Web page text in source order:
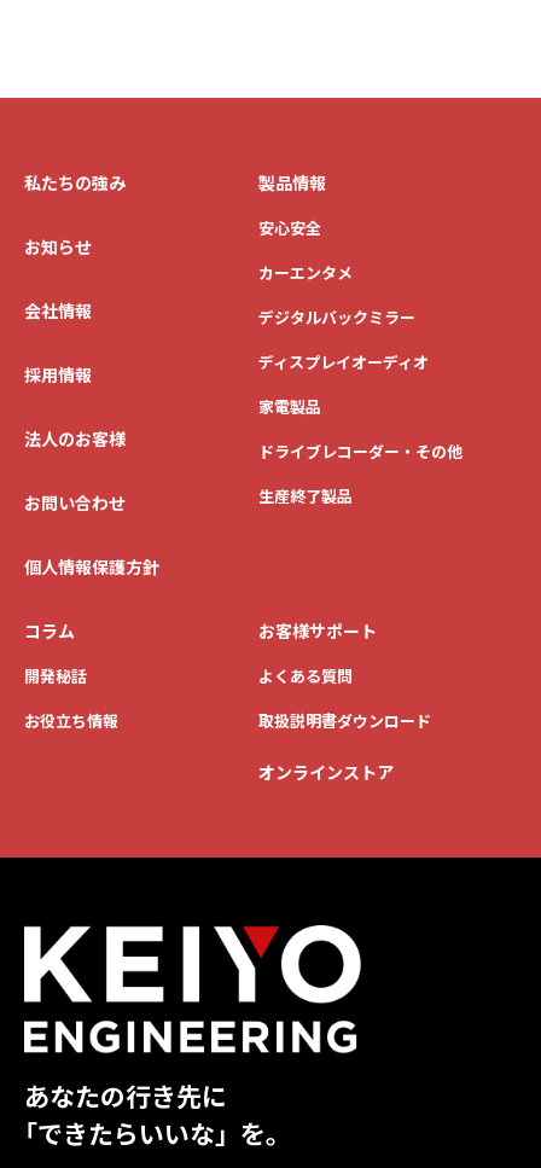
私たちの強み
お知らせ
会社情報
採用情報
法人のお客様
お問い合わせ
個人情報保護方針
製品情報
安心安全
カーエンタメ
デジタルバックミラー
ディスプレイオーディオ
家電製品
ドライブレコーダー・その他
生産終了製品
コラム
開発秘話
お役立ち情報
お客様サポート
よくある質問
取扱説明書ダウンロード
オンラインストア
あなたの行き先に
「できたらいいな」を。